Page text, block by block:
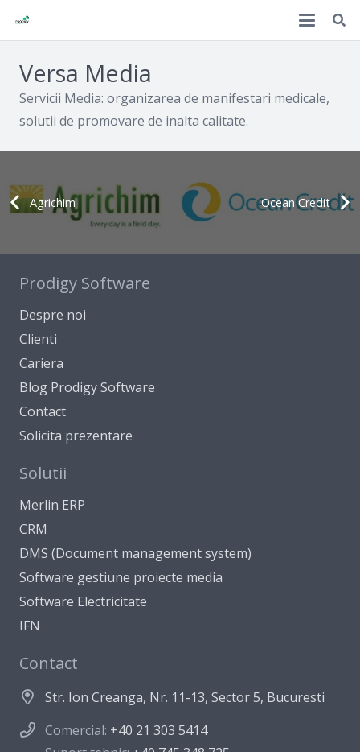
Versa Media
Servicii Media: organizarea de manifestari medicale,
solutii de promovare de inalta calitate.
Agrichim Ocean Credit
Prodigy Software
Despre noi
Clienti
Cariera
Blog Prodigy Software
Contact
Solicita prezentare
Solutii
Merlin ERP
CRM
DMS (Document management system)
Software gestiune proiecte media
Software Electricitate
IFN
Contact
Str. Ion Creanga, Nr. 11-13, Sector 5, Bucuresti
Comercial: +40 21 303 5414